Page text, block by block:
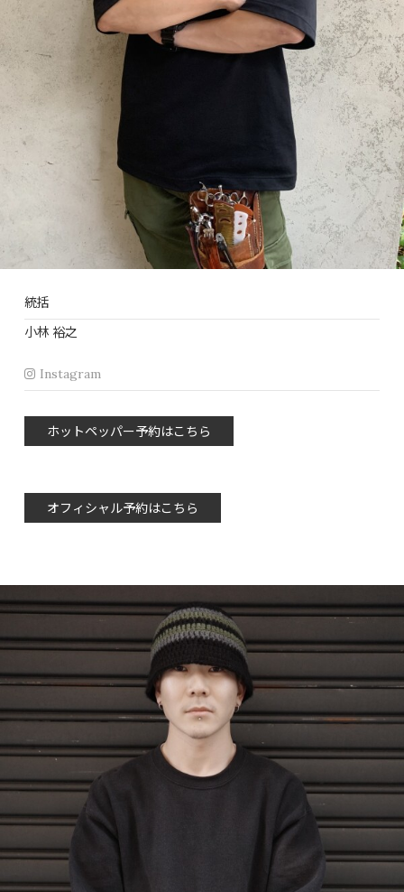
統括
小林 裕之
Instagram
ホットペッパー予約はこちら
オフィシャル予約はこちら